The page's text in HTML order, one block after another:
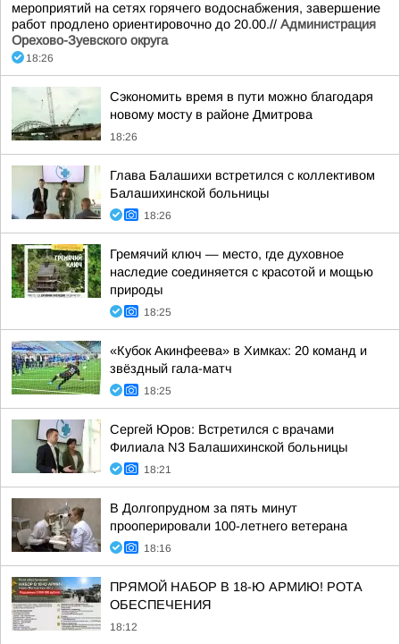
мероприятий на сетях горячего водоснабжения, завершение
работ продлено ориентировочно до 20.00.// Администрация
Орехово-Зуевского округа
18:26
Сэкономить время в пути можно благодаря
новому мосту в районе Дмитрова
18:26
Глава Балашихи встретился с коллективом
Балашихинской больницы
18:26
Гремячий ключ — место, где духовное
наследие соединяется с красотой и мощью
природы
18:25
«Кубок Акинфеева» в Химках: 20 команд и
звёздный гала-матч
18:25
Сергей Юров: Встретился с врачами
Филиала N3 Балашихинской больницы
18:21
В Долгопрудном за пять минут
прооперировали 100-летнего ветерана
18:16
ПРЯМОЙ НАБОР В 18-Ю АРМИЮ! РОТА
ОБЕСПЕЧЕНИЯ
18:12